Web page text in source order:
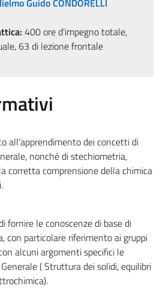
Guido CONDORELLI
400 ore d'impegno totale,
63 di lezione frontale
all’apprendimento dei concetti di
nonché di stechiometria,
corretta comprensione della chimica
fornire le conoscenze di base di
con particolare riferimento ai gruppi
alcuni argomenti specifici le
( Struttura dei solidi, equilibri